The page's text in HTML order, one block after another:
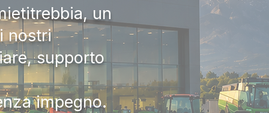
un
nostri
supporto
impegno.